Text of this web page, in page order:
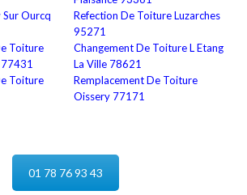
Sur Ourcq
Toiture
Toiture
Refection De Toiture Luzarches
95271
Changement De Toiture L Etang
La Ville 78621
Remplacement De Toiture
Oissery 77171
01 78 76 93 43